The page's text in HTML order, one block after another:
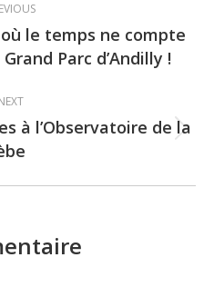
Previous
post:
le temps ne compte
Parc d’Andilly !
Next
post:
à l’Observatoire de la